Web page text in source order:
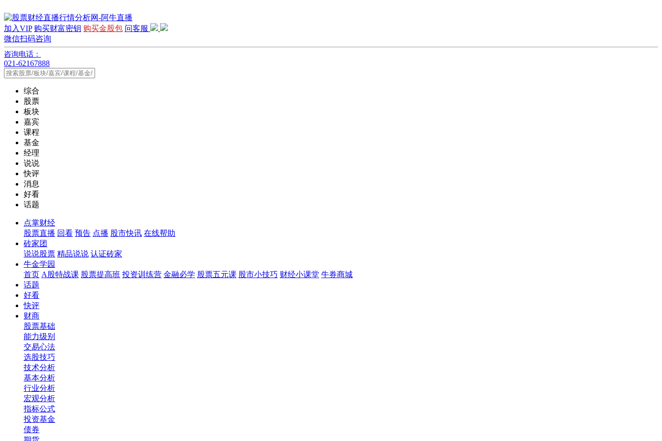
加入VIP 购买财富密钥 购买金股包 问客服
微信扫码咨询
咨询电话：
021-62167888
综合
股票
板块
嘉宾
课程
基金
经理
说说
快评
消息
好看
话题
点掌财经
股票直播 回看 预告 点播 股市快讯 在线帮助
砖家团
说说股票 精品说说 认证砖家
牛金学园
首页 A股特战课 股票提高班 投资训练营 金融必学 股票五元课 股市小技巧 财经小课堂 牛券商城
话题
好看
快评
财商
股票基础
能力级别
交易心法
选股技巧
技术分析
基本分析
行业分析
宏观分析
指标公式
投资基金
债券